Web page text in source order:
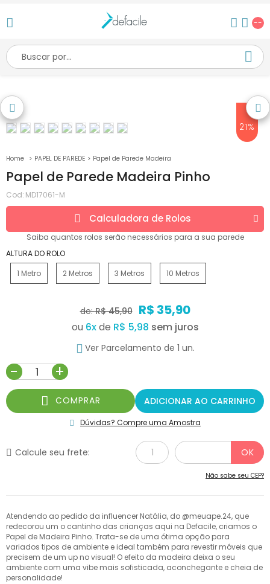
--
21%
PAPEL DE PAREDE Papel de Parede Madeira
Papel de Parede Madeira Pinho
Cod: MD17061-M
Calculadora de Rolos
Saiba quantos rolos serão necessários para a sua parede
ALTURA DO ROLO
1 Metro
2 Metros 3 Metros 10 Metros
de:R$ 45,90 R$ 35,90
ou 6xde R$ 5,98
Ver Parcelamento de 1 un.
- +
COMPRAR ADICIONAR AO CARRINHO
Dúvidas? Compre uma Amostra
Calcule seu frete:
Não sabe seu CEP?
Atendendo ao pedido da influencer Natália, do @meuape.24, que
redecorou um o cantinho das crianças aqui na Defacile, criamos o
Papel de Madeira Pinho. Trata-se de uma ótima opção para
variados tipos de ambiente e ideal também para revestir móveis que
precisem de um up no visual! O efeito da madeira deixa o seu
ambiente com uma vibe mais sofisticada, aconchegante e cheia de
personalidade!